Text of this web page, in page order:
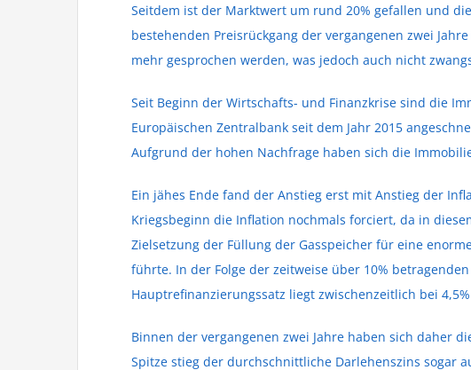
Seitdem ist der Marktwert um rund 20% gefallen und
bestehenden Preisrückgang der vergangenen zwei
mehr gesprochen werden, was jedoch auch nicht
Seit Beginn der Wirtschafts- und Finanzkrise sind die
Europäischen Zentralbank seit dem Jahr 2015
Aufgrund der hohen Nachfrage haben sich die
Ein jähes Ende fand der Anstieg erst mit Anstieg der
Kriegsbeginn die Inflation nochmals forciert, da in
Zielsetzung der Füllung der Gasspeicher für eine
führte. In der Folge der zeitweise über 10%
Hauptrefinanzierungssatz liegt zwischenzeitlich bei
Binnen der vergangenen zwei Jahre haben sich daher
Spitze stieg der durchschnittliche Darlehenszins sogar